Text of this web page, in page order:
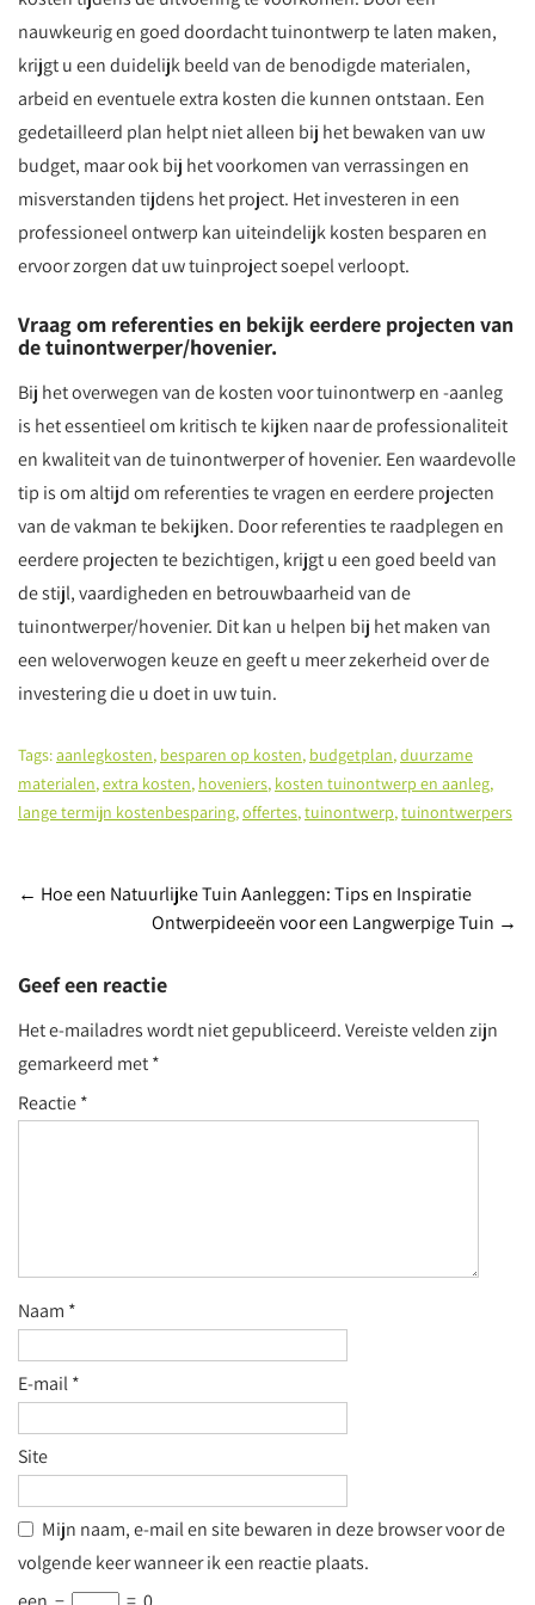
nauwkeurig en goed doordacht tuinontwerp te laten maken,
krijgt u een duidelijk beeld van de benodigde materialen,
arbeid en eventuele extra kosten die kunnen ontstaan. Een
gedetailleerd plan helpt niet alleen bij het bewaken van uw
budget, maar ook bij het voorkomen van verrassingen en
misverstanden tijdens het project. Het investeren in een
professioneel ontwerp kan uiteindelijk kosten besparen en
ervoor zorgen dat uw tuinproject soepel verloopt.
Vraag om referenties en bekijk eerdere projecten van
de tuinontwerper/hovenier.
Bij het overwegen van de kosten voor tuinontwerp en -aanleg
is het essentieel om kritisch te kijken naar de professionaliteit
en kwaliteit van de tuinontwerper of hovenier. Een waardevolle
tip is om altijd om referenties te vragen en eerdere projecten
van de vakman te bekijken. Door referenties te raadplegen en
eerdere projecten te bezichtigen, krijgt u een goed beeld van
de stijl, vaardigheden en betrouwbaarheid van de
tuinontwerper/hovenier. Dit kan u helpen bij het maken van
een weloverwogen keuze en geeft u meer zekerheid over de
investering die u doet in uw tuin.
Tags:aanlegkosten, besparen op kosten, budgetplan,duurzame
materialen,extra kosten, hoveniers, kosten tuinontwerp en aanleg,
lange termijn kostenbesparing,offertes,tuinontwerp,tuinontwerpers
Post
navigation
← Hoe een Natuurlijke Tuin Aanleggen: Tips en Inspiratie
Ontwerpideeën voor een Langwerpige Tuin →
Geef een reactie
Het e-mailadres wordt niet gepubliceerd.Vereiste velden zijn
gemarkeerd met*
Reactie*
Naam *
E-mail*
Site
Mijn naam, e-mail en site bewaren in deze browser voor de
volgende keer wanneer ik een reactie plaats.